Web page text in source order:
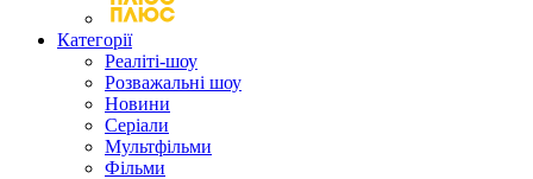
Категорії
Реаліті-шоу
Розважальні шоу
Новини
Серіали
Мультфільми
Фільми